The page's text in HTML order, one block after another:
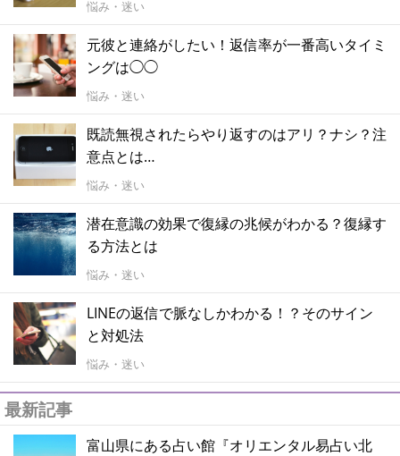
悩み・迷い
元彼と連絡がしたい！返信率が一番高いタイミ
ングは◯◯
悩み・迷い
既読無視されたらやり返すのはアリ？ナシ？注
意点とは…
悩み・迷い
潜在意識の効果で復縁の兆候がわかる？復縁す
る方法とは
悩み・迷い
LINEの返信で脈なしかわかる！？そのサイン
と対処法
悩み・迷い
最新記事
富山県にある占い館『オリエンタル易占い北